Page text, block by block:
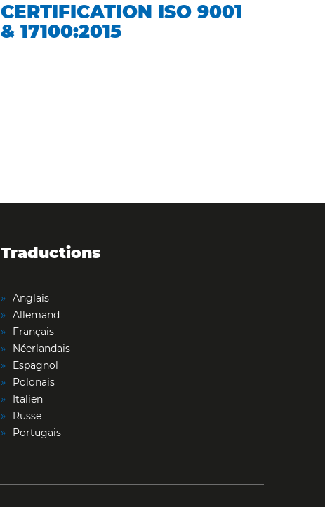
CERTIFICATION ISO 9001
& 17100:2015
Traductions
Anglais
Allemand
Français
Néerlandais
Espagnol
Polonais
Italien
Russe
Portugais